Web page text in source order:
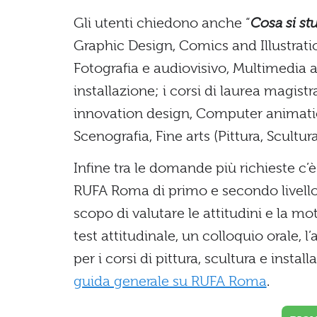
Gli utenti chiedono anche “Cosa si
Graphic Design, Comics and
Fotografia e audiovisivo, Multimedia
installazione; i corsi di laurea
innovation design, Computer
Scenografia, Fine arts (Pittura,
Infine tra le domande più richieste c’è
RUFA Roma di primo e secondo
scopo di valutare le attitudini e la
test attitudinale, un colloquio orale,
per i corsi di pittura, scultura e
guida generale su RUFA Roma.